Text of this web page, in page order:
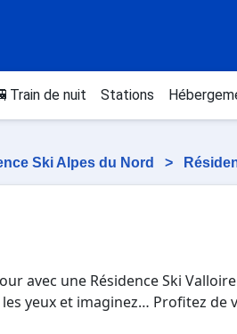
de nuit Stations
Ski Alpes du Nord >
avec une Résidence Ski
yeux et imaginez… Profitez